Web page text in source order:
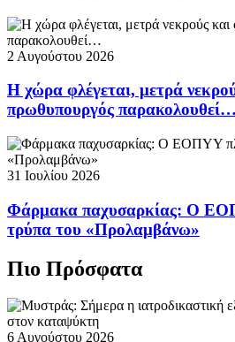
2 Αυγούστου 2026
Η χώρα φλέγεται, μετρά
πρωθυπουργός παρακολουθεί…
31 Ιουλίου 2026
Φάρμακα παχυσαρκίας: Ο
τρύπα του «Προλαμβάνω»
Πιο Πρόσφατα
6 Αυγούστου 2026